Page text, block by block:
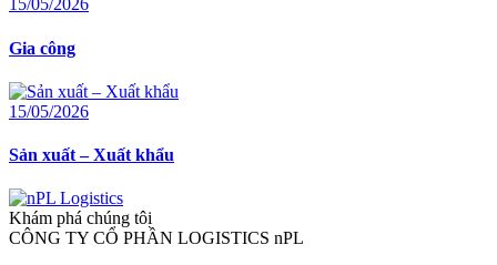
15/05/2026
Gia công
15/05/2026
Sản xuất – Xuất khẩu
Khám phá chúng tôi
CÔNG TY CỔ PHẦN LOGISTICS nPL